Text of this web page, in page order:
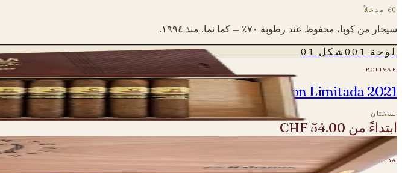
60 مدخلاً
سيجار من كوبا، محفوظ عند رطوبة ٧٠٪ — كما نما. منذ ١٩٩٤.
لوحة 001 شكل 01
bolivar
Bolivar Regentes Edicion Limitada 2021
نسختان
ابتداءً من CHF 54.00
لوحة 002
cohiba